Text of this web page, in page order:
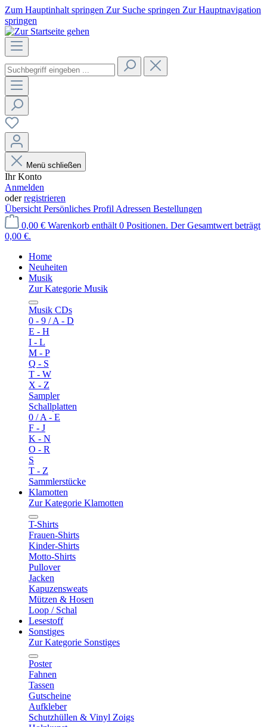
Zum Hauptinhalt springen Zur Suche springen Zur Hauptnavigation
springen
Menü schließen
Ihr Konto
Anmelden
oderregistrieren
Übersicht Persönliches Profil Adressen Bestellungen
0,00 € Warenkorb enthält 0 Positionen. Der Gesamtwert beträgt
0,00 €.
Home
Neuheiten
Musik
Zur Kategorie Musik
Musik CDs
0 - 9 / A - D
E - H
I - L
M - P
Q - S
T - W
X - Z
Sampler
Schallplatten
0 / A - E
F - J
K - N
O - R
S
T - Z
Sammlerstücke
Klamotten
Zur Kategorie Klamotten
T-Shirts
Frauen-Shirts
Kinder-Shirts
Motto-Shirts
Pullover
Jacken
Kapuzensweats
Mützen & Hosen
Loop / Schal
Lesestoff
Sonstiges
Zur Kategorie Sonstiges
Poster
Fahnen
Tassen
Gutscheine
Aufkleber
Schutzhüllen & Vinyl Zoigs